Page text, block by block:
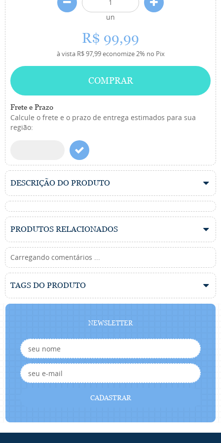
un
R$ 99,99
à vista R$ 97,99economize2% no Pix
COMPRAR
Frete e Prazo
Calcule o frete e o prazo de entrega estimados para sua
região:
DESCRIÇÃO DO PRODUTO
PRODUTOS RELACIONADOS
Carregando comentários ...
TAGS DO PRODUTO
NEWSLETTER
CADASTRAR